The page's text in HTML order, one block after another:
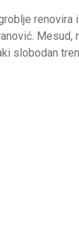
renovira
Mesud,
slobodan